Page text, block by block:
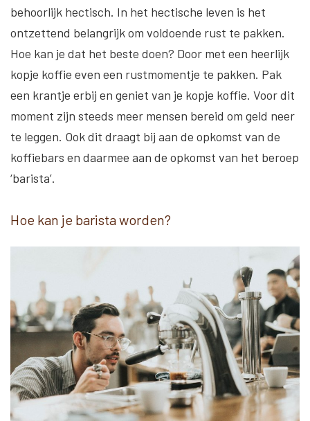
behoorlijk hectisch. In het hectische leven is het
ontzettend belangrijk om voldoende rust te pakken.
Hoe kan je dat het beste doen? Door met een heerlijk
kopje koffie even een rustmomentje te pakken. Pak
een krantje erbij en geniet van je kopje koffie. Voor dit
moment zijn steeds meer mensen bereid om geld neer
te leggen. Ook dit draagt bij aan de opkomst van de
koffiebars en daarmee aan de opkomst van het beroep
‘barista’.
Hoe kan je barista worden?